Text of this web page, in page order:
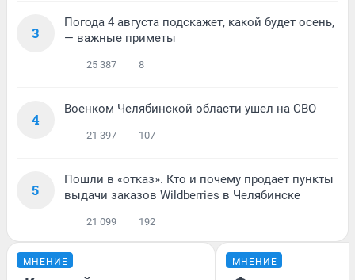
3
Погода 4 августа подскажет, какой будет осень,
— важные приметы
25 387 8
4
Военком Челябинской области ушел на СВО
21 397 107
5
Пошли в «отказ». Кто и почему продает пункты
выдачи заказов Wildberries в Челябинске
21 099 192
МНЕНИЕ МНЕНИЕ